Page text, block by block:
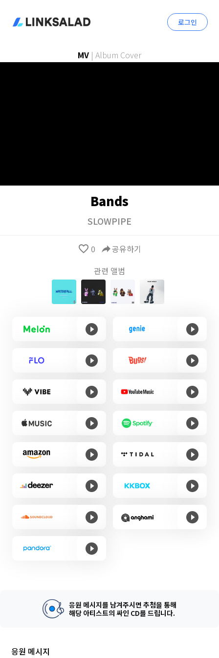
로그인
MV | Album Cover
Bands
SLOWPIPE
favorite_border 0 reply공유하기
관련 앨범
응원 메시지를 남겨주시면 추첨을 통해
해당 아티스트의 싸인 CD를 드립니다.
응원 메시지